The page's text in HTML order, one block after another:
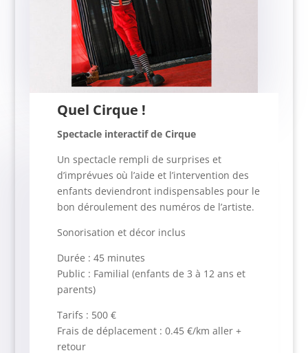
Quel Cirque !
Spectacle interactif de Cirque
Un spectacle rempli de surprises et
d’imprévues où l’aide et l’intervention des
enfants deviendront indispensables pour le
bon déroulement des numéros de l’artiste.
Sonorisation et décor inclus
Durée : 45 minutes
Public : Familial (enfants de 3 à 12 ans et
parents)
Tarifs : 500 €
Frais de déplacement : 0.45 €/km aller +
retour